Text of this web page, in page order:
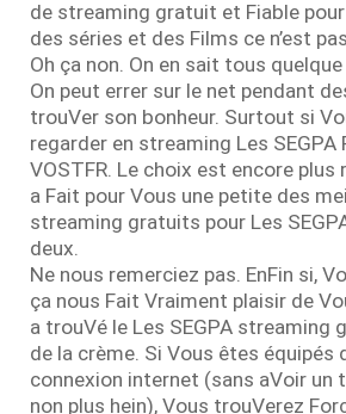
de streaming gratuit et Fiable
des séries et des Films ce n’est
Oh ça non. On en sait tous
On peut errer sur le net pendant
trouVer son bonheur. Surtout si
regarder en streaming Les SEGPA
VOSTFR. Le choix est encore
a Fait pour Vous une petite des
streaming gratuits pour Les
deux.
Ne nous remerciez pas. EnFin si,
ça nous Fait Vraiment plaisir de
a trouVé le Les SEGPA streaming
de la crème. Si Vous êtes équipés
connexion internet (sans aVoir un
non plus hein), Vous trouVerez